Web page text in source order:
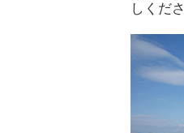
しくだ